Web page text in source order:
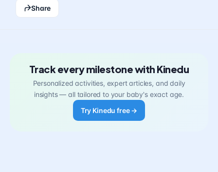
Share
Track every milestone with Kinedu
Personalized activities, expert articles, and daily
insights — all tailored to your baby's exact age.
Try Kinedu free →